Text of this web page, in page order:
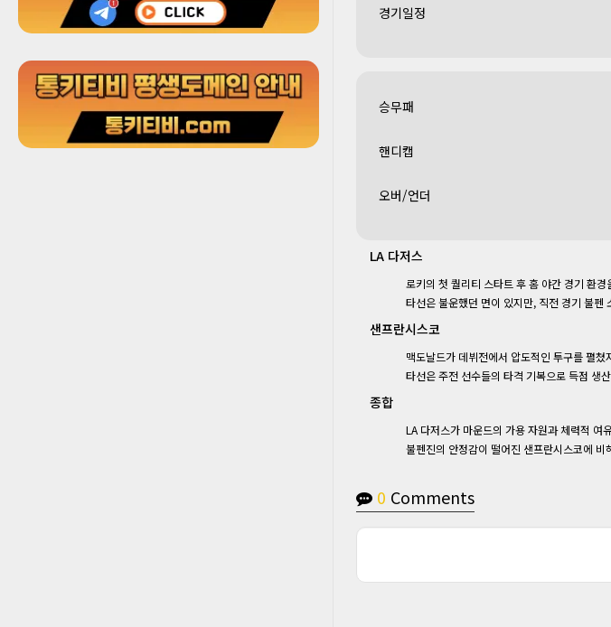
경기일정
승무패
핸디캡
오버/언더
LA 다저스
로키의 첫 퀄리티 스타트 후 홈 야간 경기 환
타선은 불운했던 면이 있지만, 직전 경기 불펜
샌프란시스코
맥도날드가 데뷔전에서 압도적인 투구를 펼
타선은 주전 선수들의 타격 기복으로 득점 생
종합
LA 다저스가 마운드의 가용 자원과 체력적 여
불펜진의 안정감이 떨어진 샌프란시스코에
0 Comments